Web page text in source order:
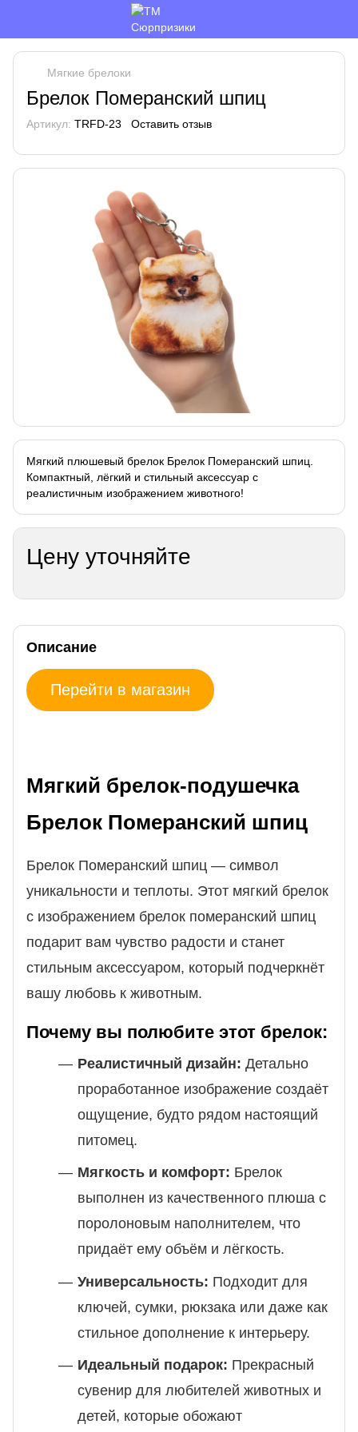
Мягкие брелоки
Брелок Померанский шпиц
Артикул: TRFD-23 Оставить отзыв
Мягкий плюшевый брелок Брелок Померанский шпиц.
Компактный, лёгкий и стильный аксессуар с
реалистичным изображением животного!
Цену уточняйте
Описание
Перейти в магазин
Мягкий брелок-подушечка
Брелок Померанский шпиц
Брелок Померанский шпиц — символ
уникальности и теплоты. Этот мягкий брелок
с изображением брелок померанский шпиц
подарит вам чувство радости и станет
стильным аксессуаром, который подчеркнёт
вашу любовь к животным.
Почему вы полюбите этот брелок:
Реалистичный дизайн: Детально
проработанное изображение создаёт
ощущение, будто рядом настоящий
питомец.
Мягкость и комфорт: Брелок
выполнен из качественного плюша с
поролоновым наполнителем, что
придаёт ему объём и лёгкость.
Универсальность: Подходит для
ключей, сумки, рюкзака или даже как
стильное дополнение к интерьеру.
Идеальный подарок: Прекрасный
сувенир для любителей животных и
детей, которые обожают